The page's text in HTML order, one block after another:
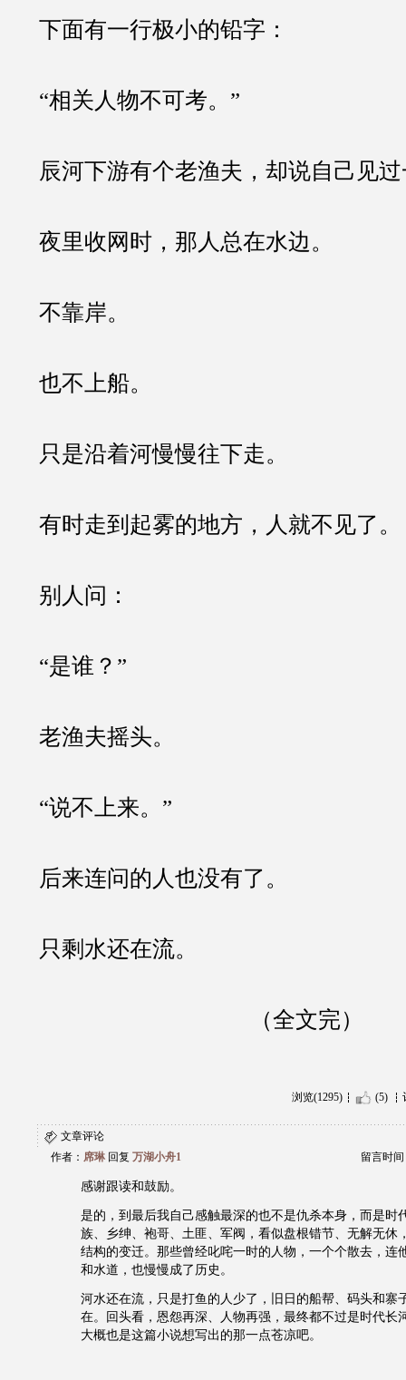
下面有一行极小的铅字：
“相关人物不可考。”
辰河下游有个老渔夫，却说自己见
夜里收网时，那人总在水边。
不靠岸。
也不上船。
只是沿着河慢慢往下走。
有时走到起雾的地方，人就不见了。
别人问：
“是谁？”
老渔夫摇头。
“说不上来。”
后来连问的人也没有了。
只剩水还在流。
（全文完）
浏览(1295) (5)
文章评论
作者： 席琳 回复 万湖小舟1 留言时间
感谢跟读和鼓励。
是的，到最后我自己感触最深的也不是仇杀本身，而是时
族、乡绅、袍哥、土匪、军阀，看似盘根错节、无解无休
结构的变迁。那些曾经叱咤一时的人物，一个个散去，连
和水道，也慢慢成了历史。
河水还在流，只是打鱼的人少了，旧日的船帮、码头和寨
在。回头看，恩怨再深、人物再强，最终都不过是时代长
大概也是这篇小说想写出的那一点苍凉吧。